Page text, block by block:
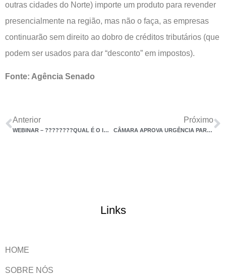
outras cidades do Norte) importe um produto para revender
presencialmente na região, mas não o faça, as empresas
continuarão sem direito ao dobro de créditos tributários (que
podem ser usados para dar “desconto” em impostos).
Fonte: Agência Senado
Anterior
WEBINAR – ????????QUAL É O IMPACTO E O FUTURO DA INTELIGÊNCIA ARTIFICIAL NA GOVERNANÇA TRIBUTÁRIA??
Próximo
CÂMARA APROVA URGÊNCIA PARA SUSPENDER DECRETO DO IOF
Links
HOME
SOBRE NÓS